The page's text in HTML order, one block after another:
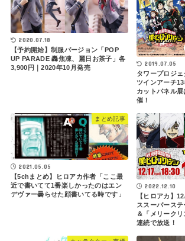
2020.07.18
【予約開始】制服バージョン「POP
UP PARADE 轟焦凍、麗日お茶子」各
3,900円｜2020年10月発売
2019.07.05
タワープロジェ
ツインアーチ
カットパネル
催！
まとめ記事
2021.05.05
【5chまとめ】ヒロアカ作者「ここ最
近で書いてて1番楽しかったのはエン
デヴァー曇らせた顔書いてる時です」
2022.12.10
【ヒロアカ】
ススーパース
＆「メリーク
連続で放送！